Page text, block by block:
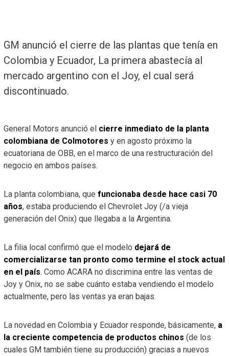
GM anunció el cierre de las plantas que tenía en
Colombia y Ecuador, La primera abastecía al
mercado argentino con el Joy, el cual será
discontinuado.
General Motors anunció el cierre inmediato de la planta
colombiana de Colmotores y en agosto próximo la
ecuatoriana de OBB, en el marco de una restructuración del
negocio en ambos países.
La planta colombiana, que funcionaba desde hace casi 70
años, estaba produciendo el Chevrolet Joy (/a vieja
generación del Onix) que llegaba a la Argentina.
La filia local confirmó que el modelo dejará de
comercializarse tan pronto como termine el stock actual
en el país. Como ACARA no discrimina entre las ventas de
Joy y Onix, no se sabe cuánto estaba vendiendo el modelo
actualmente, pero las ventas ya eran bajas.
La novedad en Colombia y Ecuador responde, básicamente, a
la creciente competencia de productos chinos (de los
cuales GM también tiene su producción) gracias a nuevos